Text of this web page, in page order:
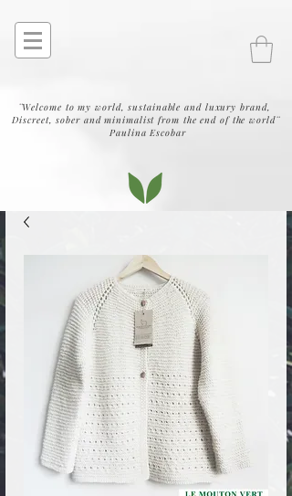
¨Welcome to my world, sustainable and luxury brand,
Discreet, sober and minimalist from the end of the world¨
Paulina Escobar